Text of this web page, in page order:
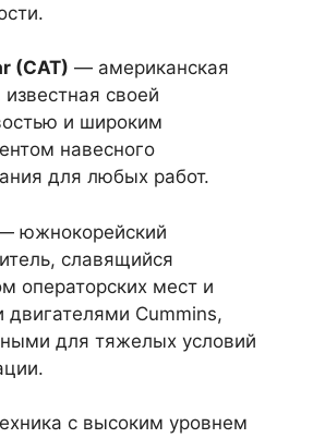
(CAT) — американская
известная своей
и широким
навесного
для любых работ.
южнокорейский
славящийся
операторских мест и
Cummins,
для тяжелых условий
с высоким уровнем